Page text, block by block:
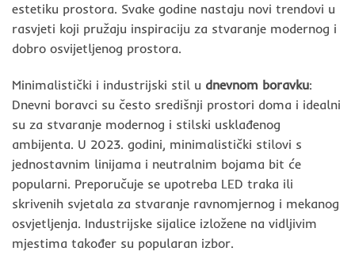
estetiku prostora. Svake godine nastaju novi trendovi u
rasvjeti koji pružaju inspiraciju za stvaranje modernog i
dobro osvijetljenog prostora.
Minimalistički i industrijski stil u dnevnom boravku:
Dnevni boravci su često središnji prostori doma i idealni
su za stvaranje modernog i stilski usklađenog
ambijenta. U 2023. godini, minimalistički stilovi s
jednostavnim linijama i neutralnim bojama bit će
popularni. Preporučuje se upotreba LED traka ili
skrivenih svjetala za stvaranje ravnomjernog i mekanog
osvjetljenja. Industrijske sijalice izložene na vidljivim
mjestima također su popularan izbor.